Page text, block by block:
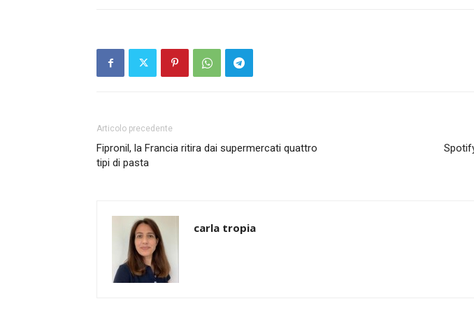
Articolo precedente
Fipronil, la Francia ritira dai supermercati quattro
tipi di pasta
carla tropia